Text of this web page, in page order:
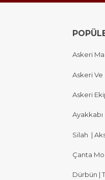
Askeri
Askeri
Askeri
Ayakkabı
Silah |
Çanta
Dürbün |